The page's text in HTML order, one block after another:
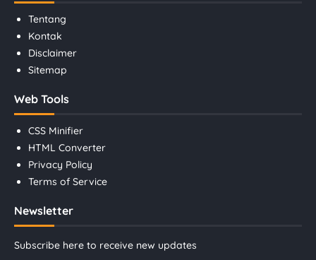
Tentang
Kontak
Disclaimer
Sitemap
Web Tools
CSS Minifier
HTML Converter
Privacy Policy
Terms of Service
Newsletter
Subscribe here to receive new updates